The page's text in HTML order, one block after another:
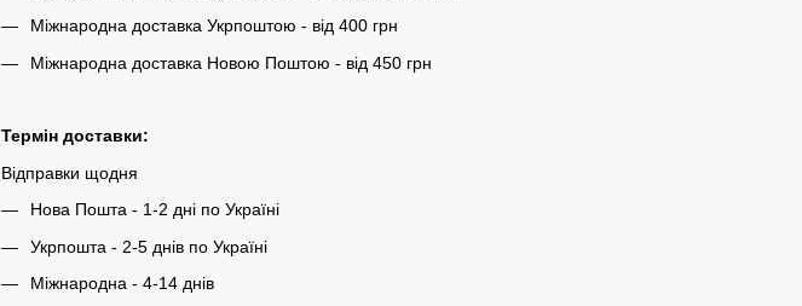
Міжнародна доставка Укрпоштою - від 400 грн
Міжнародна доставка Новою Поштою - від 450 грн
Термін доставки:
Відправки щодня
Нова Пошта - 1-2 дні по Україні
Укрпошта - 2-5 днів по Україні
Міжнародна - 4-14 днів